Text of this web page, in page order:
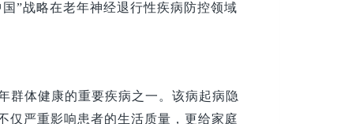
”战略在老年神经退行性疾病防控领域
群体健康的重要疾病之一。该病起病隐
仅严重影响患者的生活质量，更给家庭